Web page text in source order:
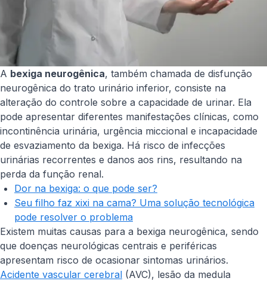
A bexiga neurogênica, também chamada de disfunção
neurogênica do trato urinário inferior, consiste na
alteração do controle sobre a capacidade de urinar. Ela
pode apresentar diferentes manifestações clínicas, como
incontinência urinária, urgência miccional e incapacidade
de esvaziamento da bexiga. Há risco de infecções
urinárias recorrentes e danos aos rins, resultando na
perda da função renal.
Dor na bexiga: o que pode ser?
Seu filho faz xixi na cama? Uma solução tecnológica
pode resolver o problema
Existem muitas causas para a bexiga neurogênica, sendo
que doenças neurológicas centrais e periféricas
apresentam risco de ocasionar sintomas urinários.
Acidente vascular cerebral (AVC), lesão da medula